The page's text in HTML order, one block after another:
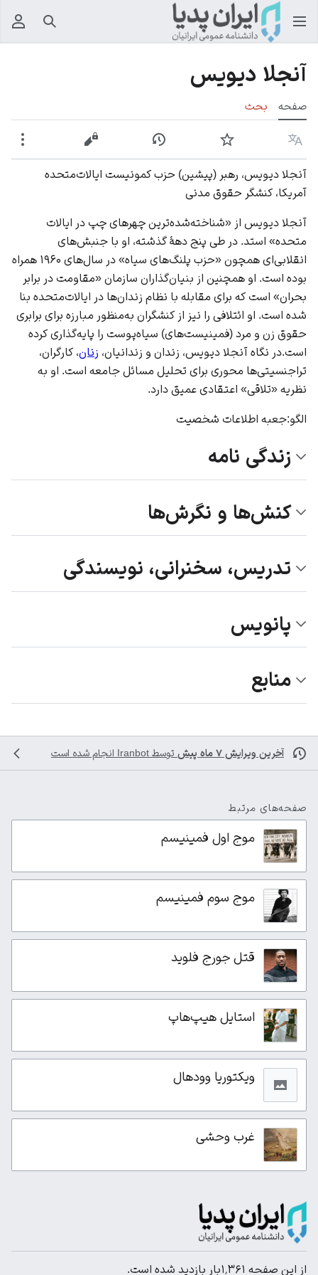
جستجو
آنجلا دیویس
صفحه بحث
زبان پیگیری نمایش تاریخچهنمایش مبدأ
آنجلا دیویس، رهبر (پیشین) حزب کمونیست ایالات‌متحده
آمریکا، کنشگر حقوق مدنی
آنجلا دیویس از «شناخته‌شده‌ترین چهرهای چپ در ایالات‌
متحده» استد. در طی پنج دههٔ گذشته، او با جنبش‌های
انقلابی‌ای همچون «حزب پلنگ‌های سیاه» در سال‌های ۱۹۶۰ همراه
بوده است. او همچنین از بنیان‌گذاران سازمان «مقاومت در برابر
بحران» است که برای مقابله با نظام زندان‌ها در ایالات‌متحده بنا
شده است. او ائتلافی را نیز از کنشگران به‌منظور مبارزه برای برابری
حقوق زن و مرد (فمینیست‌های) سیاه‌پوست را پایه‌گذاری کرده
است.در نگاه آنجلا دیویس، زندان و زندانیان، زنان، کارگران،
تراجنسیتی‌ها محوری برای تحلیل مسائل جامعه است. او به
نظریه «تلاقی» اعتقادی عمیق دارد.
الگو:جعبه اطلاعات شخصیت
زندگی نامه
کنش‌ها و نگرش‌ها
تدریس، سخنرانی، نویسندگی
پانویس
منابع
آخرین ویرایش ۷ ماه پیش توسط Iranbot انجام شده است
صفحه‌های مرتبط
موج اول فمینیسم
موج سوم فمینیسم
قتل جورج فلوید
استایل هیپ‌هاپ
ویکتوریا وودهال
غرب وحشی
از این صفحه ۱٬۳۶۱بار بازدید شده است.